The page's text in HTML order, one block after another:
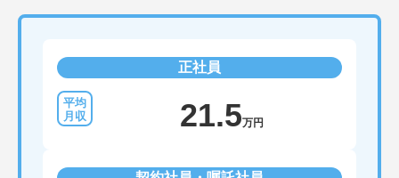
正社員
21.5万円